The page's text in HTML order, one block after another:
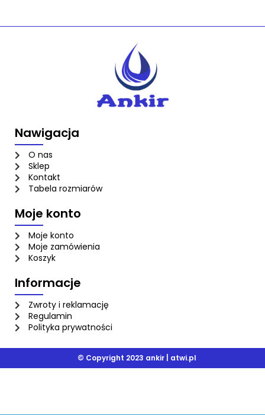
Nawigacja
O nas
Sklep
Kontakt
Tabela rozmiarów
Moje konto
Moje konto
Moje zamówienia
Koszyk
Informacje
Zwroty i reklamację
Regulamin
Polityka prywatności
© Copyright 2023 ankir | atwi.pl